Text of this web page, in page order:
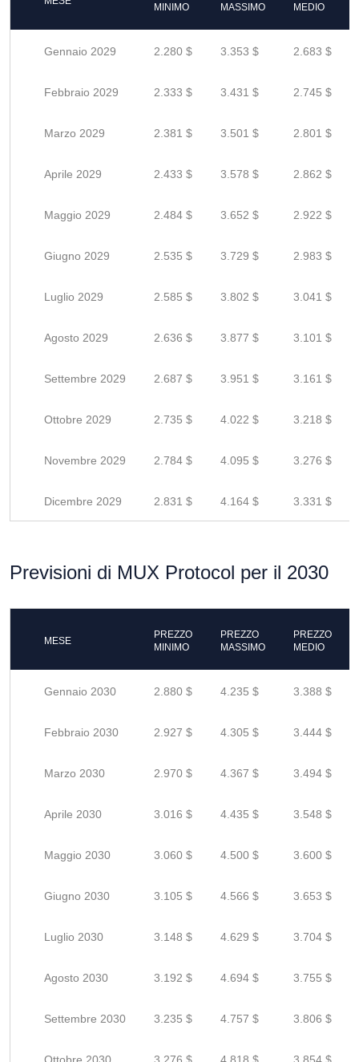
MINIMO
MASSIMO
MEDIO
Gennaio 2029 2.280 $ 3.353 $ 2.683 $
Febbraio 2029 2.333 $ 3.431 $ 2.745 $
Marzo 2029 2.381 $ 3.501 $ 2.801 $
Aprile 2029 2.433 $ 3.578 $ 2.862 $
Maggio 2029 2.484 $ 3.652 $ 2.922 $
Giugno 2029 2.535 $ 3.729 $ 2.983 $
Luglio 2029 2.585 $ 3.802 $ 3.041 $
Agosto 2029 2.636 $ 3.877 $ 3.101 $
Settembre 2029 2.687 $ 3.951 $ 3.161 $
Ottobre 2029 2.735 $ 4.022 $ 3.218 $
Novembre 2029 2.784 $ 4.095 $ 3.276 $
Dicembre 2029 2.831 $ 4.164 $ 3.331 $
Previsioni di MUX Protocol per il 2030
MESE
PREZZO
MINIMO
PREZZO
MASSIMO
PREZZO
MEDIO
Gennaio 2030 2.880 $ 4.235 $ 3.388 $
Febbraio 2030 2.927 $ 4.305 $ 3.444 $
Marzo 2030 2.970 $ 4.367 $ 3.494 $
Aprile 2030 3.016 $ 4.435 $ 3.548 $
Maggio 2030 3.060 $ 4.500 $ 3.600 $
Giugno 2030 3.105 $ 4.566 $ 3.653 $
Luglio 2030 3.148 $ 4.629 $ 3.704 $
Agosto 2030 3.192 $ 4.694 $ 3.755 $
Settembre 2030 3.235 $ 4.757 $ 3.806 $